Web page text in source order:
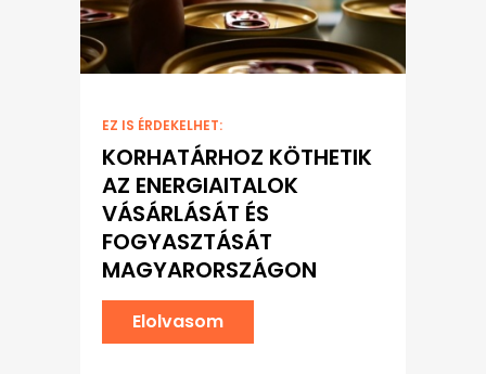
EZ IS ÉRDEKELHET:
KORHATÁRHOZ KÖTHETIK
AZ ENERGIAITALOK
VÁSÁRLÁSÁT ÉS
FOGYASZTÁSÁT
MAGYARORSZÁGON
Elolvasom